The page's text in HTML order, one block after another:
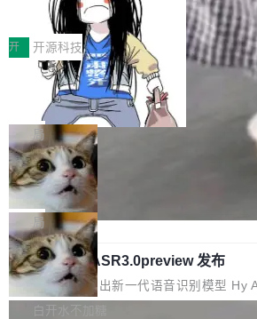
得住、用得稳、省得下、更安全！ 一、从
始，Token使用一目...
q2Seq 和 DocAI 的共同发明人）以及
yals（Gemini 联合负责人，AlphaSta...
中文驱动的数字员工，自主理解需求、规划
骤、编写代码。不挑模型、不挑平台，curl
装完即用。 开源地址：Gitee · GitCode ·
b 安装 支持 Java 8+（8~26）、macOS /
x / Windows / Harmony PC。 # macOS /
x / Harmony PC curl -fsSL https://
r.org/solon...
价值潜能：华为云码道（CodeArts）
代码仓技术解析
一、代码仓深度理解技术的作用与价值 在
程实践中，代码仓是企业核心知识资产的主
体。企业级代码仓库通常包含数十万乃至数
个文件，其规模远超单次模型调用可承载的
文窗口。随着项目规模的持续扩张与代码历
不断累积，代码仓中的模块关系、接口契约
务逻辑等关键信息往往分散于数十乃至数百
件之中，形成高度复杂的知识关联网络。传
代码检索手段（如关键词匹配、目录遍历）
在语法层面完成文本定位，难以触及代码的
内涵与结构关联，导致开发者使用代码智能
理解大规模代码仓时面临显著"代码仓理解"瓶
颈。 代码仓深度理解服务（以下简称"
e深度理解服务"）是华为云码道（CodeA...
开 开源科技
一条“删库”命令跑 17 小时，算法工程
师删光 89TB 数据只为干私活
最高人民检察院8月4日公布了一起案件：北
名90后算法工程师王某，为了给自己接的
服务器空间，删光了公司AI游戏部门的全部
数据。 王某2024年1月入职东城区某科技
短剧部门，有互联网大厂背景。在公司内部
调整期间，部门三次通知全员将数据从A集
移到B集群，王某都回复了"收到"。 他没有
数据。2024年9月3日下午4点，他使用此前
的账号密码进入A集群，输入了一条被程序
称为"删库跑路"的命令——最高管理员权限
局
Cloudflare 分享推理优化实践：KV ca
che 量化 + 权重压缩，吞吐量提升 4
1%，成本降 30%
Kimi 和 GLM 是当前最强的大模型系列之一
它们有一个共同的问题：太吃显存了。月之
的 Kimi K 系列和智谱的 GLM 都是长上下文
oE 架构的大模型，好用到让人上瘾，但
存永远不够用。 Cloudflare 的 Workers AI
一直在跑这些模型的推理。他们在官方博客
局
腾讯混元 Hy ASR3.0preview 发布
腾讯混元正式推出新一代语音识别模型 Hy
3.0preview。基于最新一代大语言模型 Hy3
白开水不加糖